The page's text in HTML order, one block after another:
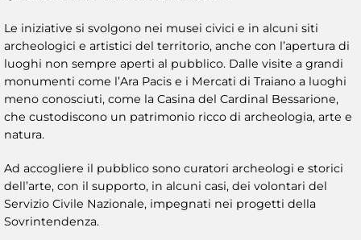
Le iniziative si svolgono nei musei civici e in alcuni siti
archeologici e artistici del territorio, anche con l’apertura di
luoghi non sempre aperti al pubblico. Dalle visite a grandi
monumenti come l’Ara Pacis e i Mercati di Traiano a luoghi
meno conosciuti, come la Casina del Cardinal Bessarione,
che custodiscono un patrimonio ricco di archeologia, arte e
natura.
Ad accogliere il pubblico sono curatori archeologi e storici
dell’arte, con il supporto, in alcuni casi, dei volontari del
Servizio Civile Nazionale, impegnati nei progetti della
Sovrintendenza.